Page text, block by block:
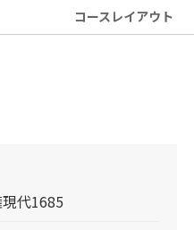
コース レイアウト
代1685